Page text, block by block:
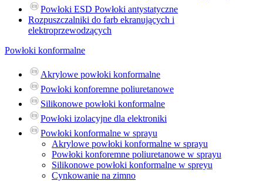
Powłoki ESD Powłoki antystatyczne
Rozpuszczalniki do farb ekranujących i
elektroprzewodzących
Powłoki konformalne
Akrylowe powłoki konformalne
Powłoki konforemne poliuretanowe
Silikonowe powłoki konformalne
Powłoki izolacyjne dla elektroniki
Powłoki konformalne w sprayu
Akrylowe powłoki konformalne w sprayu
Powłoki konforemne poliuretanowe w sprayu
Silikonowe powłoki konformalne w spreyu
Cynkowanie na zimno